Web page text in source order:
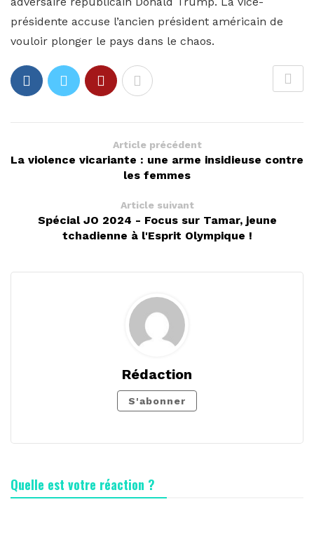
présidente accuse l’ancien président américain de
vouloir plonger le pays dans le chaos.
Article précédent
La violence vicariante : une arme insidieuse contre
les femmes
Article suivant
Spécial JO 2024 - Focus sur Tamar, jeune
tchadienne à l'Esprit Olympique !
Rédaction
S'abonner
Quelle est votre réaction ?